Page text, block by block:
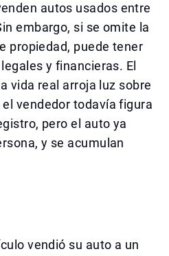
autos usados entre
embargo, si se omite la
propiedad, puede tener
y financieras. El
vida real arroja luz sobre
el vendedor todavía figura
pero el auto ya
y se acumulan
vendió su auto a un